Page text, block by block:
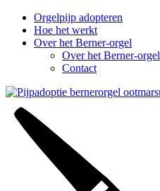
Orgelpijp adopteren
Hoe het werkt
Over het Berner-orgel
Over het Berner-orgel
Contact